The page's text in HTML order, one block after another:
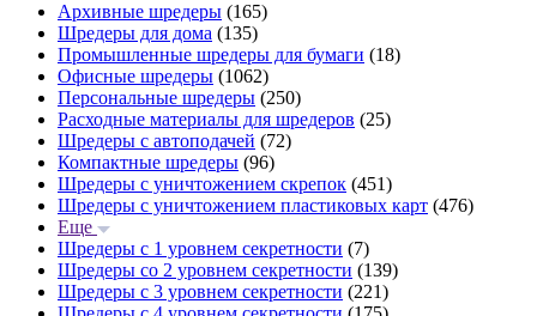
Архивные шредеры (165)
Шредеры для дома (135)
Промышленные шредеры для бумаги (18)
Офисные шредеры (1062)
Персональные шредеры (250)
Расходные материалы для шредеров (25)
Шредеры с автоподачей (72)
Компактные шредеры (96)
Шредеры с уничтожением скрепок (451)
Шредеры с уничтожением пластиковых карт (476)
Еще
Шредеры с 1 уровнем секретности (7)
Шредеры со 2 уровнем секретности (139)
Шредеры с 3 уровнем секретности (221)